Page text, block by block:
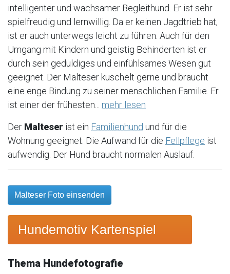
intelligenter und wachsamer Begleithund. Er ist sehr
spielfreudig und lernwillig. Da er keinen Jagdtrieb hat,
ist er auch unterwegs leicht zu führen. Auch für den
Umgang mit Kindern und geistig Behinderten ist er
durch sein geduldiges und einfühlsames Wesen gut
geeignet. Der Malteser kuschelt gerne und braucht
eine enge Bindung zu seiner menschlichen Familie. Er
ist einer der frühesten... mehr lesen
Der Malteser ist ein Familienhund und für die
Wohnung geeignet. Die Aufwand für die Fellpflege ist
aufwendig. Der Hund braucht normalen Auslauf.
Malteser Foto einsenden
Hundemotiv Kartenspiel
Thema Hundefotografie